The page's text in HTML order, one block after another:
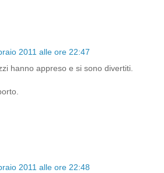
2011 alle ore 22:47
hanno appreso e si sono divertiti.
2011 alle ore 22:48